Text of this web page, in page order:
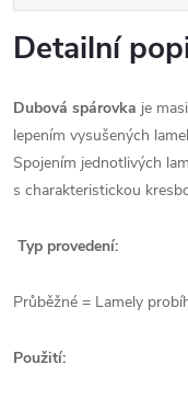
Detailní
Dubová spárovka je
lepením vysušených
Spojením jednotlivých
s charakteristickou
Typ provedení:
Průběžné = Lamely
Použití: